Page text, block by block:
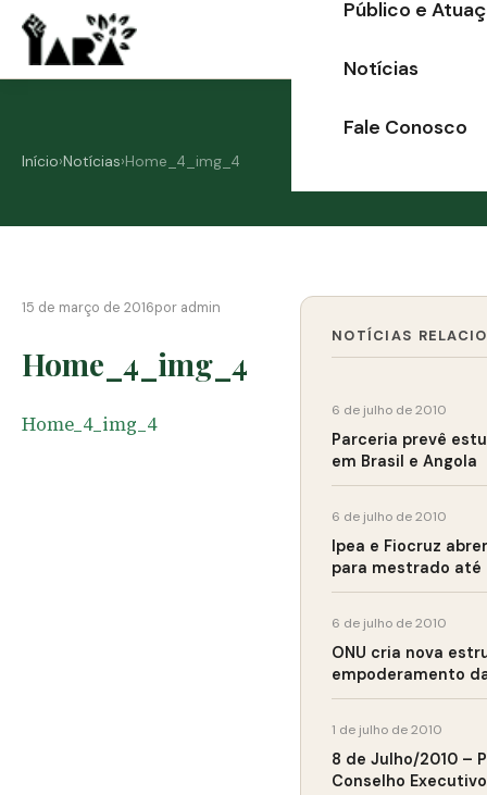
o
Público e
Notícias
Fale Conosco
Início›Notícias›Home_4_img_4
15 de março de 2016por admin
Home_4_img_4
Home_4_img_4
NOTÍCIAS
6 de julho de 2010
Parceria prevê
em Brasil e Angola
6 de julho de 2010
Ipea e Fiocruz
para mestrado até
6 de julho de 2010
ONU cria nova
empoderamento
1 de julho de 2010
8 de Julho/2010 –
Conselho Executivo